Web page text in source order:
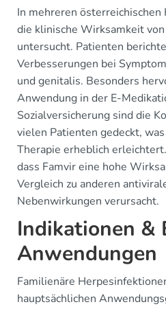
In mehreren österreichischen
die klinische Wirksamkeit
untersucht. Patienten
Verbesserungen bei
und genitalis. Besonders
Anwendung in der E-
Sozialversicherung sind die
vielen Patienten gedeckt,
Therapie erheblich
dass Famvir eine hohe
Vergleich zu anderen
Nebenwirkungen verursacht.
Indikationen &
Anwendungen
Familienäre
hauptsächlichen